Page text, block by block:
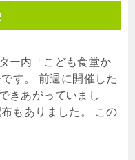
ー内「こども食堂か
す。 前週に開催した
きあがっていまし
もありました。 この